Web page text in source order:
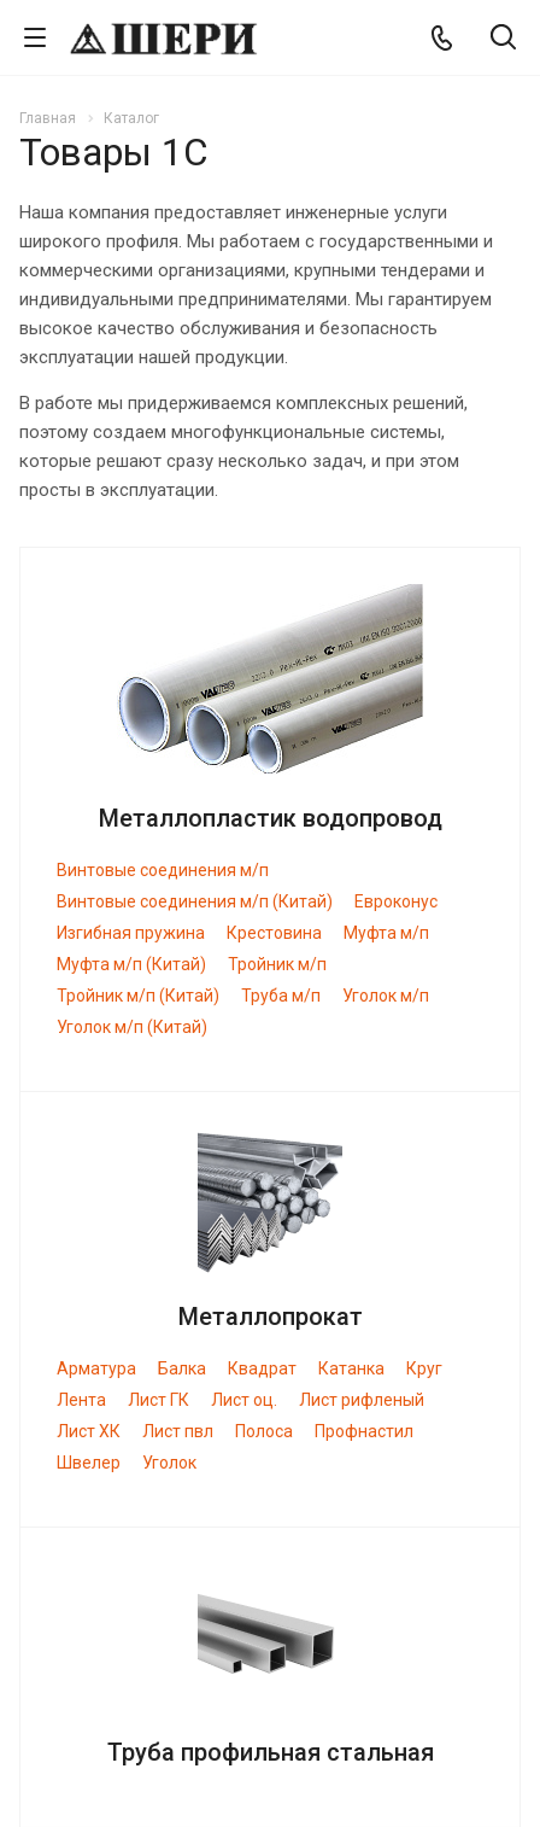
Главная Каталог
Товары 1С
Наша компания предоставляет инженерные услуги
широкого профиля. Мы работаем с государственными и
коммерческими организациями, крупными тендерами и
индивидуальными предпринимателями. Мы гарантируем
высокое качество обслуживания и безопасность
эксплуатации нашей продукции.
В работе мы придерживаемся комплексных решений,
поэтому создаем многофункциональные системы,
которые решают сразу несколько задач, и при этом
просты в эксплуатации.
Металлопластик водопровод
Винтовые соединения м/п
Винтовые соединения м/п (Китай)
Евроконус
Изгибная пружина
Крестовина
Муфта м/п
Муфта м/п (Китай)
Тройник м/п
Тройник м/п (Китай)
Труба м/п
Уголок м/п
Уголок м/п (Китай)
Металлопрокат
Арматура Балка Квадрат Катанка
Круг
Лента
Лист ГК Лист оц.
Лист рифленый
Лист ХК
Лист пвл Полоса
Профнастил
Швелер
Уголок
Труба профильная стальная